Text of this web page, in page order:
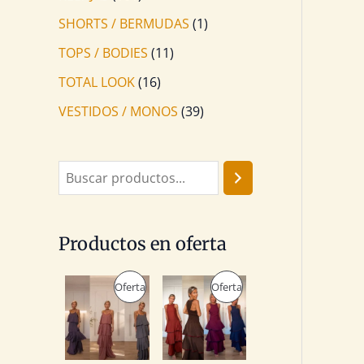
SHORTS / BERMUDAS (1)
TOPS / BODIES (11)
TOTAL LOOK(16)
VESTIDOS / MONOS (39)
Productos en oferta
OfertaP
R
O
E
p
r
e
c
E
l
p
r
e
c
OfertaP
R
O
E
l
p
r
e
c
E
l
p
e
c